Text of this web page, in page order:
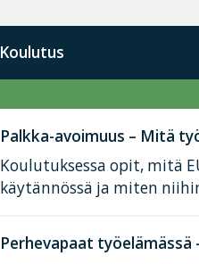
Koulutus
Palkka-avoimuus – Mitä
Koulutuksessa opit, mitä
käytännössä ja miten
Perhevapaat